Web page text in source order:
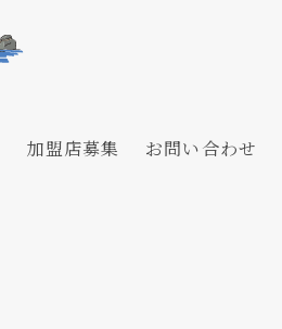
加盟店募集 お問い合わせ